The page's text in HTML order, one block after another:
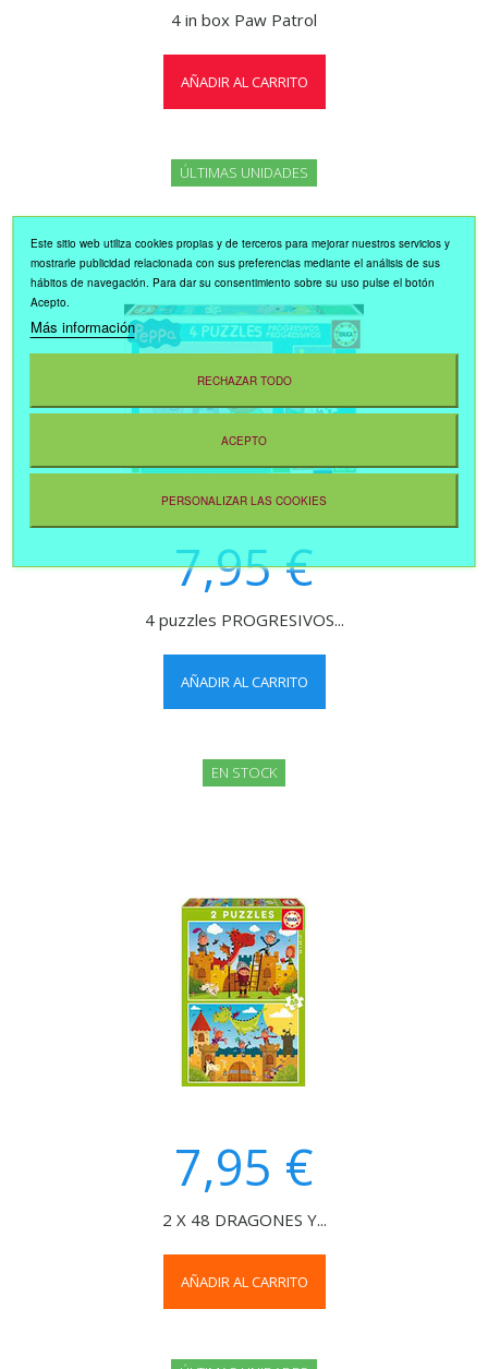
4 in box Paw Patrol
AÑADIR AL CARRITO
ÚLTIMAS UNIDADES
7,95 €
4 puzzles PROGRESIVOS...
AÑADIR AL CARRITO
EN STOCK
7,95 €
2 X 48 DRAGONES Y...
AÑADIR AL CARRITO
Este sitio web utiliza cookies propias y de terceros para mejorar nuestros servicios y
mostrarle publicidad relacionada con sus preferencias mediante el análisis de sus
hábitos de navegación. Para dar su consentimiento sobre su uso pulse el botón
Acepto.
Más información
RECHAZAR TODO
ACEPTO
PERSONALIZAR LAS COOKIES